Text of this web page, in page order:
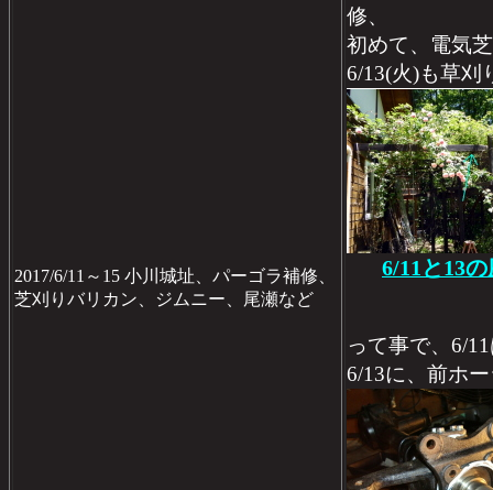
2017/6/11～15 小川城址、パーゴラ補修、
芝刈りバリカン、ジムニー、尾瀬など
修、
初めて、電気
6/13(火)も草刈
6/11と13
って事で、6/
6/13に、前ホ